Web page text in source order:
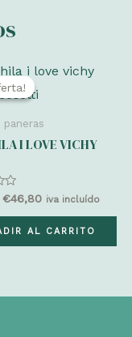
I LOVE VICHY
El
original
€46,80El
actual
iva incluído
AL CARRITO